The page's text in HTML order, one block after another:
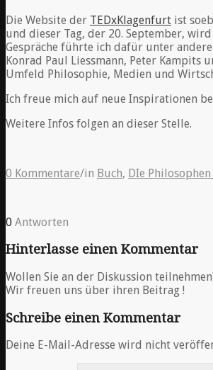
Die Website der TEDxKlagenfurt ist
und dieser Tag, der 20. September,
Gespräche führte ich dafür unter
Konrad Paul Liessmann, Peter Kampits
Umfeld Philosophie, Medien und
Ich freue mich auf neue Inspirationen
Weitere Infos folgen an dieser Stelle.
0 Kommentare/in Buch, DIe
0 Antworten
Hinterlasse einen Kommentar
Wollen Sie an der Diskussion
Wir freuen uns über ihren Beitrag !
Schreibe einen Kommentar
Deine E-Mail-Adresse wird nicht